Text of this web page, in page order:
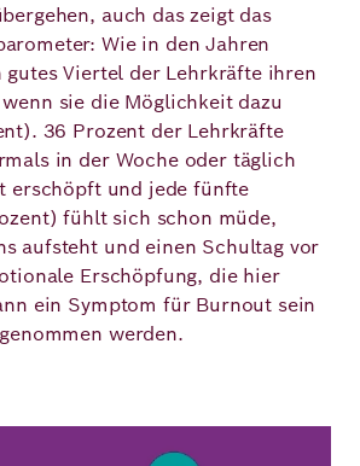
auch das zeigt das
Wie in den Jahren
gutes Viertel der Lehrkräfte ihren
sie die Möglichkeit dazu
36 Prozent der Lehrkräfte
in der Woche oder täglich
erschöpft und jede fünfte
fühlt sich schon müde,
aufsteht und einen Schultag vor
Erschöpfung, die hier
ein Symptom für Burnout sein
werden.